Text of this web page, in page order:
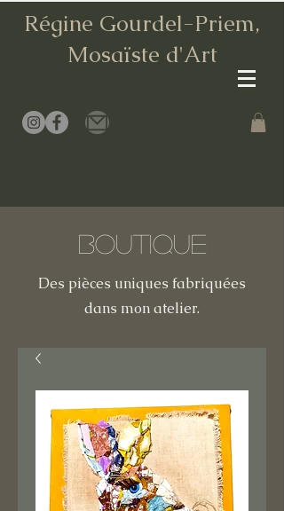
Régine Gourdel-Priem,
Mosaïste d'Art
Boutique
Des pièces uniques fabriquées
dans mon atelier.